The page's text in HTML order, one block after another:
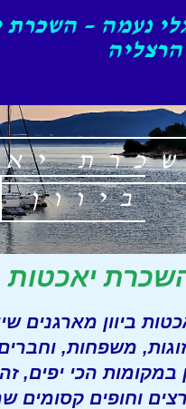
נעמה – השכרת
ביוון
יאכטות
ביוון מארגנים
משפחות,
במקומות הכי יפים,
וחופים קסומים